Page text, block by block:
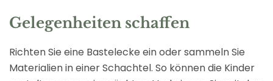
Gelegenheiten schaffen
Richten Sie eine Bastelecke ein oder sammeln Sie
Materialien in einer Schachtel. So können die Kinder